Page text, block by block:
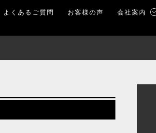
よくあるご質問 お客様の声 会社案内